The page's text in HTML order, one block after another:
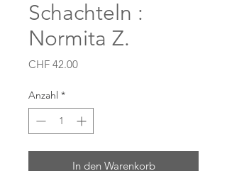
Schachteln :
Normita Z.
CHF 42.00Preis
Anzahl *
In den Warenkorb